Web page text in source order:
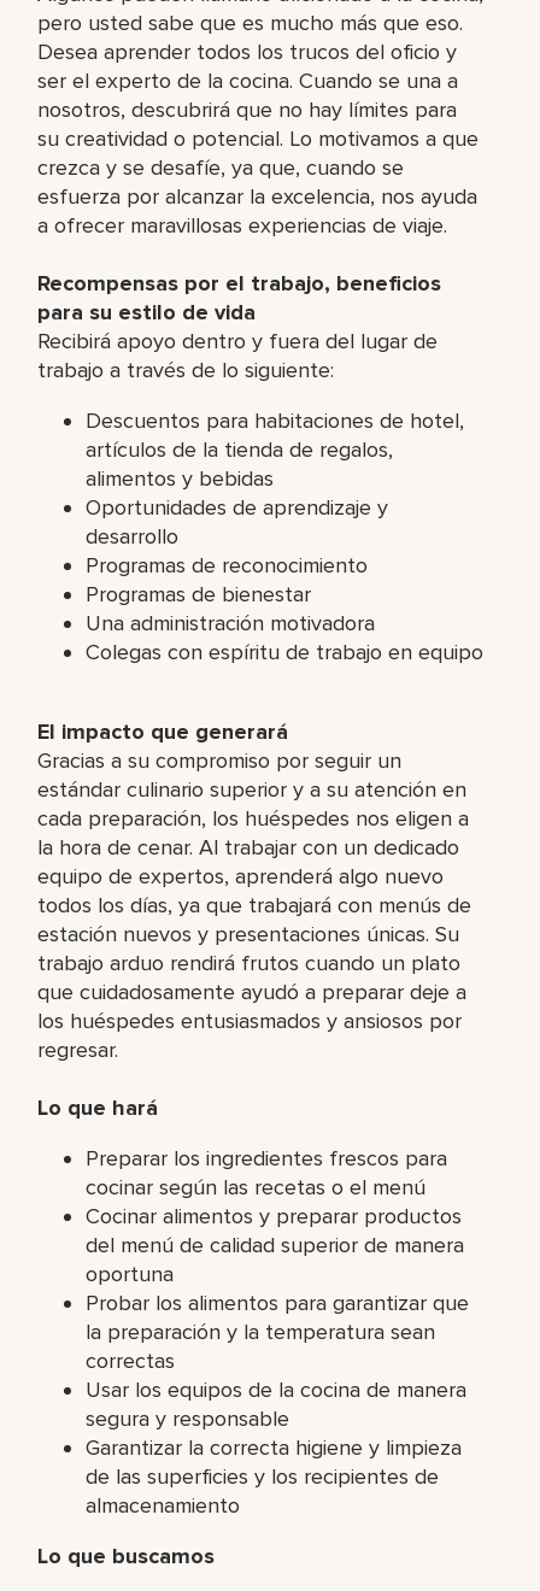
pero usted sabe que es mucho más que eso.
Desea aprender todos los trucos del oficio y
ser el experto de la cocina. Cuando se una a
nosotros, descubrirá que no hay límites para
su creatividad o potencial. Lo motivamos a que
crezca y se desafíe, ya que, cuando se
esfuerza por alcanzar la excelencia, nos ayuda
a ofrecer maravillosas experiencias de viaje.
Recompensas por el trabajo, beneficios
para su estilo de vida
Recibirá apoyo dentro y fuera del lugar de
trabajo a través de lo siguiente:
Descuentos para habitaciones de hotel,
artículos de la tienda de regalos,
alimentos y bebidas
Oportunidades de aprendizaje y
desarrollo
Programas de reconocimiento
Programas de bienestar
Una administración motivadora
Colegas con espíritu de trabajo en equipo
El impacto que generará
Gracias a su compromiso por seguir un
estándar culinario superior y a su atención en
cada preparación, los huéspedes nos eligen a
la hora de cenar. Al trabajar con un dedicado
equipo de expertos, aprenderá algo nuevo
todos los días, ya que trabajará con menús de
estación nuevos y presentaciones únicas. Su
trabajo arduo rendirá frutos cuando un plato
que cuidadosamente ayudó a preparar deje a
los huéspedes entusiasmados y ansiosos por
regresar.
Lo que hará
Preparar los ingredientes frescos para
cocinar según las recetas o el menú
Cocinar alimentos y preparar productos
del menú de calidad superior de manera
oportuna
Probar los alimentos para garantizar que
la preparación y la temperatura sean
correctas
Usar los equipos de la cocina de manera
segura y responsable
Garantizar la correcta higiene y limpieza
de las superficies y los recipientes de
almacenamiento
Lo que buscamos